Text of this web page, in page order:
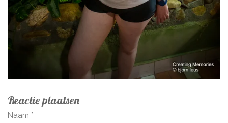
Reactie plaatsen
Naam *